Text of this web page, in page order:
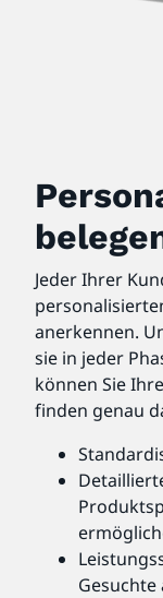
Jeder Ihrer
anerkennen.
sie in jeder
können Sie
finden genau